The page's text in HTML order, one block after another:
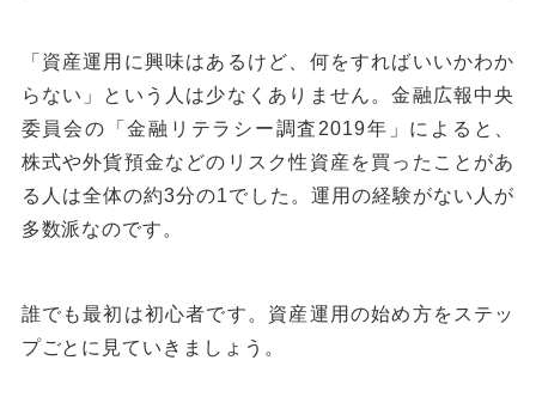
「資産運用に興味はあるけど、何をすればいいかわか
らない」という人は少なくありません。金融広報中央
委員会の「金融リテラシー調査2019年」によると、
株式や外貨預金などのリスク性資産を買ったことがあ
る人は全体の約3分の1でした。運用の経験がない人が
多数派なのです。
誰でも最初は初心者です。資産運用の始め方をステッ
プごとに見ていきましょう。